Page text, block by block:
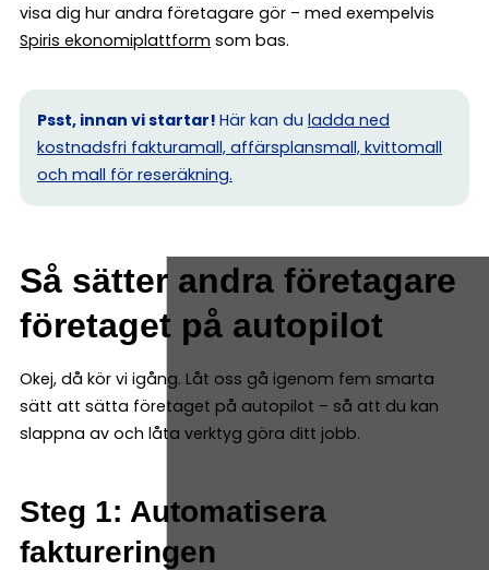
visa dig hur andra företagare gör – med exempelvis
Spiris ekonomiplattform som bas.
Psst, innan vi startar! Här kan du ladda ned
kostnadsfri fakturamall, affärsplansmall, kvittomall
och mall för reseräkning.
Så sätter andra företagare
företaget på autopilot
Okej, då kör vi igång. Låt oss gå igenom fem smarta
sätt att sätta företaget på autopilot – så att du kan
slappna av och låta verktyg göra ditt jobb.
Steg 1: Automatisera
faktureringen